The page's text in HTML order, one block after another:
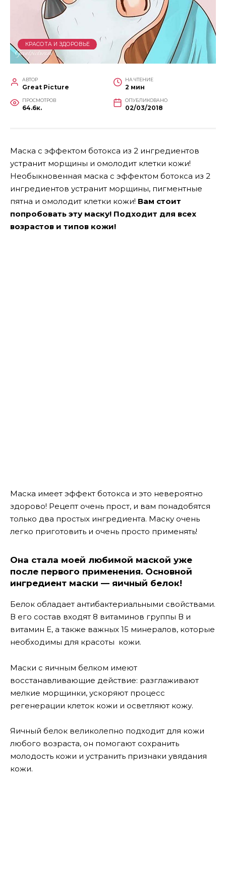
КРАСОТА И ЗДОРОВЬЕ
АВТОР
Great Picture
НА ЧТЕНИЕ
2 мин
ПРОСМОТРОВ
64.6к.
ОПУБЛИКОВАНО
02/03/2018
Маска с эффектом ботокса из 2 ингредиентов
устранит морщины и омолодит клетки кожи!
Необыкновенная маска с эффектом ботокса из 2
ингредиентов устранит морщины, пигментные
пятна и омолодит клетки кожи! Вам стоит
попробовать эту маску! Подходит для всех
возрастов и типов кожи!
Маска имеет эффект ботокса и это невероятно
здорово! Рецепт очень прост, и вам понадобятся
только два простых ингредиента. Маску очень
легко приготовить и очень просто применять!
Она стала моей любимой маской уже
после первого применения. Основной
ингредиент маски — яичный белок!
Белок обладает антибактериальными свойствами.
В его состав входят 8 витаминов группы В и
витамин Е, а также важных 15 минералов, которые
необходимы для красоты кожи.
Маски с яичным белком имеют
восстанавливающие действие: разглаживают
мелкие морщинки, ускоряют процесс
регенерации клеток кожи и осветляют кожу.
Яичный белок великолепно подходит для кожи
любого возраста, он помогают сохранить
молодость кожи и устранить признаки увядания
кожи.